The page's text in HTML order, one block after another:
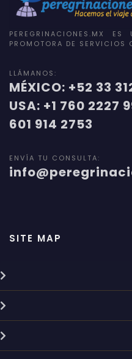
PEREGRINACIONES.MX
PROMOTORA DE SERVICIOS
LLÁMANOS:
MÉXICO: +52 33
USA: +1 760 2227
601 914 2753
ENVÍA TU CONSULTA:
SITE MAP